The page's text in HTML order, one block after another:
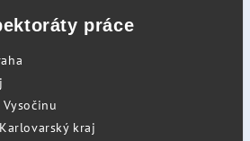
práce
kraj